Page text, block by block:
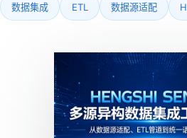
数据集成 ETL 数据源适配